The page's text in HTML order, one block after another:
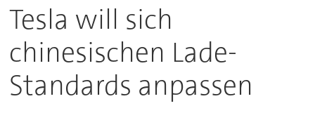
Tesla will sich
chinesischen Lade-
Standards anpassen